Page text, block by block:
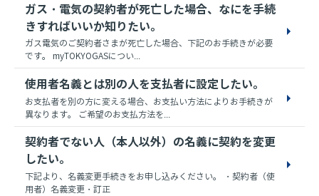
ガス・電気の契約者が死亡した場合、なにを手続
きすればいいか知りたい。
ガス電気のご契約者さまが死亡した場合、下記のお手続きが必要
です。 myTOKYOGASについ...
使用者名義とは別の人を支払者に設定したい。
お支払者を別の方に変える場合、お支払い方法によりお手続きが
異なります。 ご希望のお支払方法を...
契約者でない人（本人以外）の名義に契約を変更
したい。
下記より、名義変更手続きをお申し込みください。 ・契約者（使
用者）名義変更・訂正